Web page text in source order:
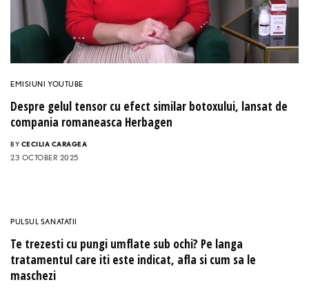
EMISIUNI YOUTUBE
Despre gelul tensor cu efect similar botoxului, lansat de
compania romaneasca Herbagen
BY CECILIA CARAGEA
23 OCTOBER 2025
PULSUL SANATATII
Te trezesti cu pungi umflate sub ochi? Pe langa
tratamentul care iti este indicat, afla si cum sa le
maschezi